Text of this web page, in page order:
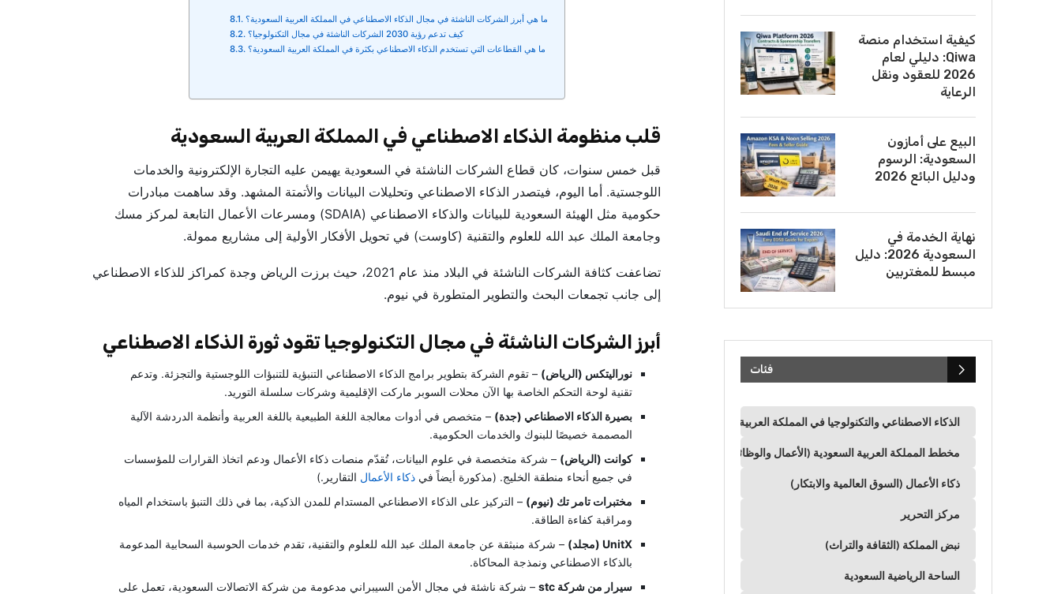
ما هي أبرز الشركات الناشئة في مجال الذكاء الاصطناعي في المملكة العربية السعودية؟
كيف تدعم رؤية 2030 الشركات الناشئة في مجال التكنولوجيا؟
ما هي القطاعات التي تستخدم الذكاء الاصطناعي بكثرة في المملكة العربية السعودية؟
قلب منظومة الذكاء الاصطناعي في المملكة العربية السعودية
قبل خمس سنوات، كان قطاع الشركات الناشئة في السعودية يهيمن عليه التجارة الإلكترونية والخدمات
اللوجستية. أما اليوم، فيتصدر الذكاء الاصطناعي وتحليلات البيانات والأتمتة المشهد. وقد ساهمت مبادرات
حكومية مثل الهيئة السعودية للبيانات والذكاء الاصطناعي (SDAIA) ومسرعات الأعمال التابعة لمركز مسك
وجامعة الملك عبد الله للعلوم والتقنية (كاوست) في تحويل الأفكار الأولية إلى مشاريع ممولة.
تضاعفت كثافة الشركات الناشئة في البلاد منذ عام 2021، حيث برزت الرياض وجدة كمراكز للذكاء الاصطناعي
إلى جانب تجمعات البحث والتطوير المتطورة في نيوم.
أبرز الشركات الناشئة في مجال التكنولوجيا تقود ثورة الذكاء الاصطناعي
نوراليتكس (الرياض) – تقوم الشركة بتطوير برامج الذكاء الاصطناعي التنبؤية للتنبؤات اللوجستية والتجزئة. وتدعم
تقنية لوحة التحكم الخاصة بها الآن محلات السوبر ماركت الإقليمية وشركات سلسلة التوريد.
بصيرة الذكاء الاصطناعي (جدة) – متخصص في أدوات معالجة اللغة الطبيعية باللغة العربية وأنظمة الدردشة الآلية
المصممة خصيصًا للبنوك والخدمات الحكومية.
كوانت (الرياض) – شركة متخصصة في علوم البيانات، تُقدّم منصات ذكاء الأعمال ودعم اتخاذ القرارات للمؤسسات
في جميع أنحاء منطقة الخليج. (مذكورة أيضاً فيذكاء الأعمال التقارير.)
مختبرات تامر تك (نيوم) – التركيز على الذكاء الاصطناعي المستدام للمدن الذكية، بما في ذلك التنبؤ باستخدام المياه
ومراقبة كفاءة الطاقة.
UnitX (مجلد)
– شركة منبثقة عن جامعة الملك عبد الله للعلوم والتقنية، تقدم خدمات الحوسبة السحابية المدعومة
بالذكاء الاصطناعي ونمذجة المحاكاة.
سيرار من شركة stc
– شركة ناشئة في مجال الأمن السيبراني مدعومة من شركة الاتصالات السعودية، تعمل على
كيفية استخدام منصة
Qiwa: دليلي لعام
2026 للعقود ونقل
الرعاية
البيع على أمازون
السعودية: الرسوم
ودليل البائع 2026
نهاية الخدمة في
السعودية 2026: دليل
مبسط للمغتربين
فئات
الذكاء الاصطناعي والتكنولوجيا في المملكة العربية السعودية
مخطط المملكة العربية السعودية (الأعمال والوظائف والفرص)
ذكاء الأعمال (السوق العالمية والابتكار)
مركز التحرير
نبض المملكة (الثقافة والتراث)
الساحة الرياضية السعودية